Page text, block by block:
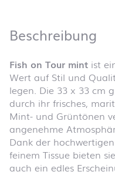
Beschreibung
Fish on Tour mint ist
Wert auf Stil und
legen. Die 33 x 33 cm
durch ihr frisches,
Mint- und Grüntönen
angenehme
Dank der
feinem Tissue bieten
auch ein edles